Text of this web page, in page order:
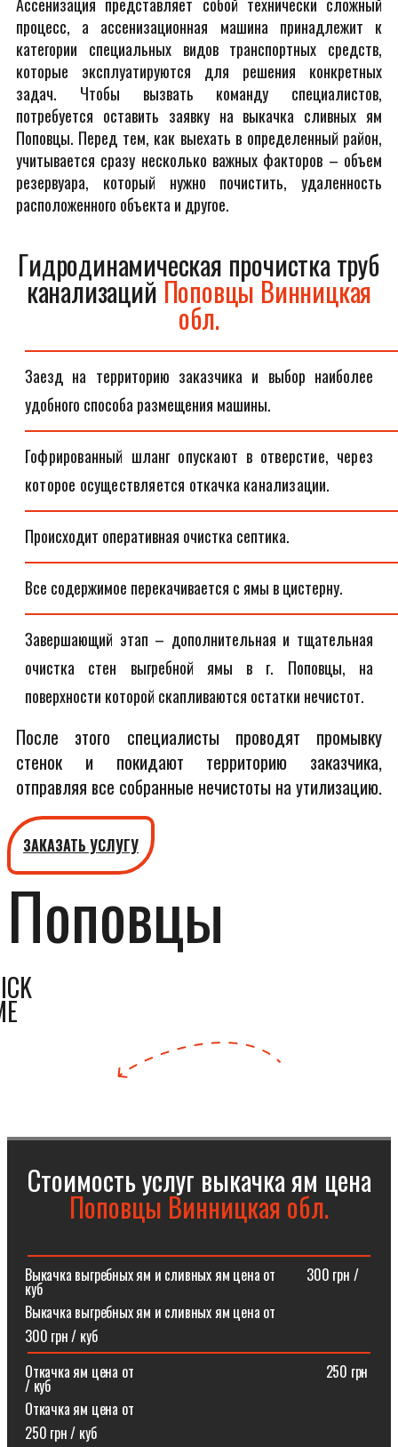
процесс, а ассенизационная машина принадлежит к
категории специальных видов транспортных средств,
которые эксплуатируются для решения конкретных
задач. Чтобы вызвать команду специалистов,
потребуется оставить заявку на выкачка сливных ям
Поповцы. Перед тем, как выехать в определенный район,
учитывается сразу несколько важных факторов – объем
резервуара, который нужно почистить, удаленность
расположенного объекта и другое.
Гидродинамическая прочистка труб
канализаций Поповцы Винницкая
обл.
Заезд на территорию заказчика и выбор наиболее
удобного способа размещения машины.
Гофрированный шланг опускают в отверстие, через
которое осуществляется откачка канализации.
Происходит оперативная очистка септика.
Все содержимое перекачивается с ямы в цистерну.
Завершающий этап – дополнительная и тщательная
очистка стен выгребной ямы в г. Поповцы, на
поверхности которой скапливаются остатки нечистот.
После этого специалисты проводят промывку
стенок и покидают территорию заказчика,
отправляя все собранные нечистоты на утилизацию.
ЗАКАЗАТЬ УСЛУГУ
Поповцы
Стоимость услуг выкачка ям цена
Поповцы Винницкая обл.
Выкачка выгребных ям и сливных ям цена от⠀⠀⠀300 грн /
куб
Выкачка выгребных ям и сливных ям цена от
300 грн / куб
Откачка ям цена от ⠀⠀⠀⠀⠀⠀⠀⠀⠀⠀⠀⠀⠀⠀⠀⠀⠀⠀250 грн
/ куб
Откачка ям цена от
250 грн / куб